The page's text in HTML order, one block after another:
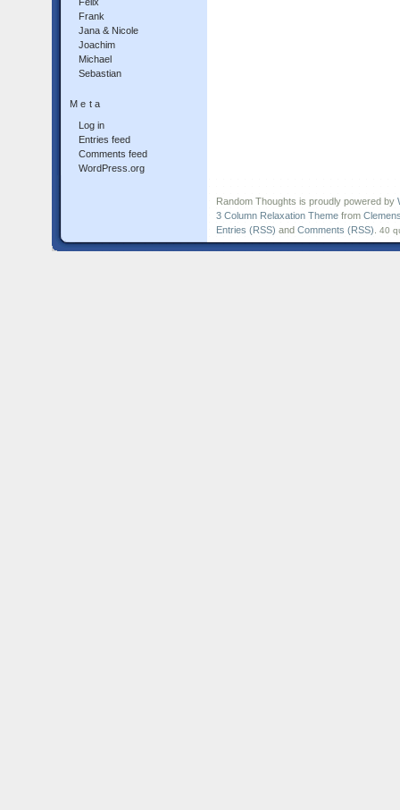
Frank
Jana & Nicole
Joachim
Michael
Sebastian
Meta
Log in
Entries feed
Comments feed
WordPress.org
Random Thoughts is proudly powered by
3 Column Relaxation Theme from
Entries (RSS) and Comments (RSS) 40